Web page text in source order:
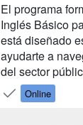
El programa
Inglés Básico
está diseñado
ayudarte a
del sector
eficacia. A
aprenderás
Online